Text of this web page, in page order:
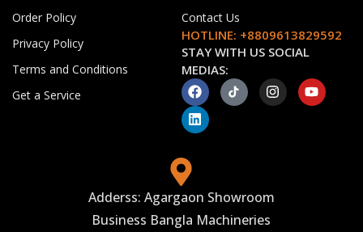
Order Policy
Privacy Policy
Terms and Conditions
Get a Service
Contact Us
HOTLINE: +8809613829592
STAY WITH US SOCIAL
MEDIAS:
Adderss: Agargaon Showroom
Business Bangla Machineries